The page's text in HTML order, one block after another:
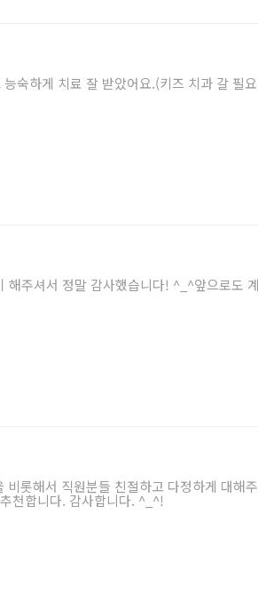
숙하게 치료 잘 받았어요.(키즈 치과 갈 필
주셔서 정말 감사했습니다! ^_^앞으로도
롯해서 직원분들 친절하고 다정하게 대해
천합니다. 감사합니다. ^_^!